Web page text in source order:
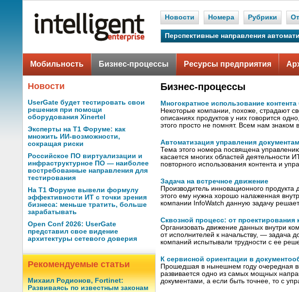
Новости Номера Рубрики
Перспективные направления
Мобильность Бизнес-процессы Ресурсы предприятия
Новости
UserGate будет тестировать свои
решения при помощи
оборудования Xinertel
Эксперты на Т1 Форуме: как
множить ИИ-возможности,
сокращая риски
Российское ПО виртуализации и
инфраструктурное ПО — наиболее
востребованные направления для
тестирования
На Т1 Форуме вывели формулу
эффективности ИТ с точки зрения
бизнеса: меньше тратить, больше
зарабатывать
Open Conf 2026: UserGate
представил свое видение
архитектуры сетевого доверия
Рекомендуемые статьи
Михаил Родионов, Fortinet:
Развиваясь по известным законам
Бизнес-процессы
Многократное использование контента
Некоторые компании, похоже, страдают
описаниях продуктов у них говорится
этого просто не помнят. Всем нам знаком
Автоматизация управления
Тема этого номера посвящена
касается многих областей деятельности
повторного использования контента и
Задача на встречное движение
Производитель инновационного
этого ему нужна хорошо налаженная
компании InfoWatch данную задачу
Сквозной процесс: от проектирования
Организовать движение данных внутри
от исполнителей к начальству, — задача
компаний испытывали трудности с ее
К сервисной ориентации в
Прошедшая в нынешнем году очередная
развивается одно из самых мощных
документами, а если быть точнее, то с